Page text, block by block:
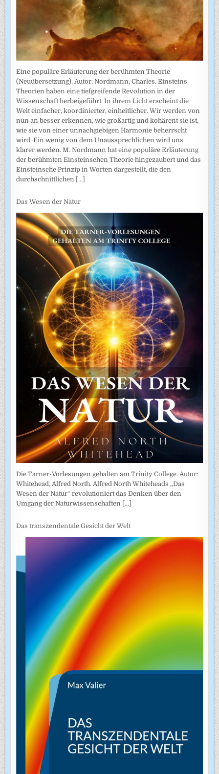
Eine populäre Erläuterung der berühmten Theorie
(Neuübersetzung). Autor: Nordmann, Charles. Einsteins
Theorien haben eine tiefgreifende Revolution in der
Wissenschaft herbeigeführt. In ihrem Licht erscheint die
Welt einfacher, koordinierter, einheitlicher. Wir werden von
nun an besser erkennen, wie großartig und kohärent sie ist,
wie sie von einer unnachgiebigen Harmonie beherrscht
wird. Ein wenig von dem Unaussprechlichen wird uns
klarer werden. M. Nordmann hat eine populäre Erläuterung
der berühmten Einsteinschen Theorie hingezaubert und das
Einsteinsche Prinzip in Worten dargestellt, die den
durchschnittlichen [...]
Das Wesen der Natur
Die Tarner-Vorlesungen gehalten am Trinity College. Autor:
Whitehead, Alfred North. Alfred North Whiteheads „Das
Wesen der Natur“ revolutioniert das Denken über den
Umgang der Naturwissenschaften [...]
Das transzendentale Gesicht der Welt